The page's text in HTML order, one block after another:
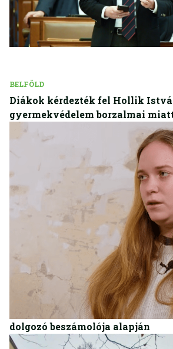
BELFÖLD
Diákok kérdezték fel Hollik
gyermekvédelem borzalmai
BELFÖLD
Súlyos állítások a fóti
dolgozó beszámolója alapján